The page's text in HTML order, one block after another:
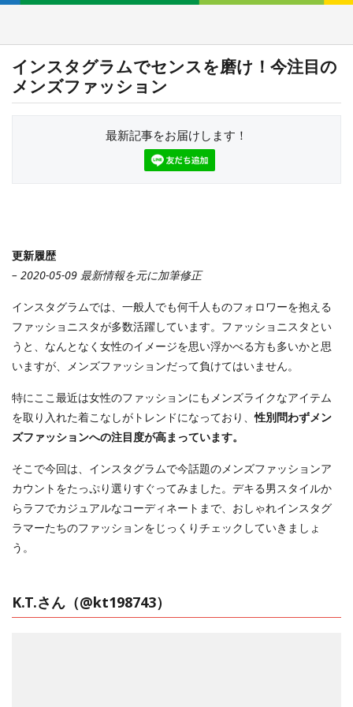
インスタグラムでセンスを磨け！今注目の
メンズファッション
最新記事をお届けします！
更新履歴
– 2020-05-09 最新情報を元に加筆修正
インスタグラムでは、一般人でも何千人ものフォロワーを抱える
ファッショニスタが多数活躍しています。ファッショニスタとい
うと、なんとなく女性のイメージを思い浮かべる方も多いかと思
いますが、メンズファッションだって負けてはいません。
特にここ最近は女性のファッションにもメンズライクなアイテム
を取り入れた着こなしがトレンドになっており、性別問わずメン
ズファッションへの注目度が高まっています。
そこで今回は、インスタグラムで今話題のメンズファッションア
カウントをたっぷり選りすぐってみました。デキる男スタイルか
らラフでカジュアルなコーディネートまで、おしゃれインスタグ
ラマーたちのファッションをじっくりチェックしていきましょ
う。
K.T.さん（@kt198743）